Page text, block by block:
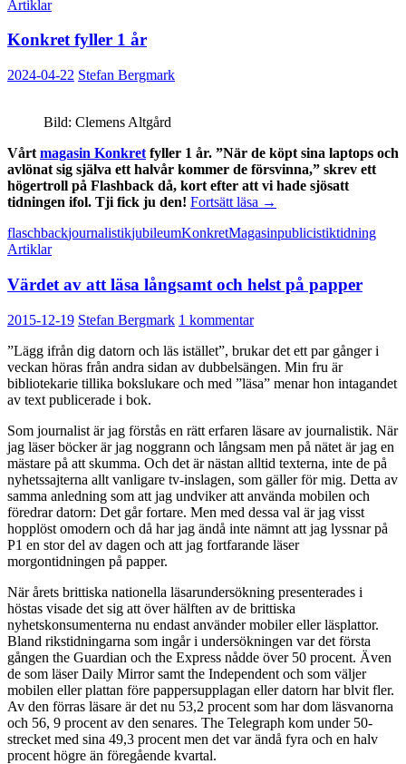
Artiklar
Konkret fyller 1 år
2024-04-22 Stefan Bergmark
Bild: Clemens Altgård
Vårt magasin Konkret fyller 1 år. ”När de köpt sina laptops och
avlönat sig själva ett halvår kommer de försvinna,” skrev ett
högertroll på Flashback då, kort efter att vi hade sjösatt
tidningen ifol. Tji fick ju den! Fortsätt läsa Konkret
1
→
flaschbackjournalistikjubileumKonkretMagasinpublicistiktidning
Artiklar
Värdet av att läsa långsamt och helst på papper
2015-12-19 Stefan Bergmark 1 kommentar
”Lägg ifrån dig datorn och läs istället”, brukar det ett par gånger i
veckan höras från andra sidan av dubbelsängen. Min fru är
bibliotekarie tillika bokslukare och med ”läsa” menar hon intagandet
av text publicerade i bok.
Som journalist är jag förstås en rätt erfaren läsare av journalistik. När
jag läser böcker är jag noggrann och långsam men på nätet är jag en
mästare på att skumma. Och det är nästan alltid texterna, inte de på
nyhetssajterna allt vanligare tv-inslagen, som gäller för mig. Detta av
samma anledning som att jag undviker att använda mobilen och
föredrar datorn: Det går fortare. Men med dessa val är jag visst
hopplöst omodern och då har jag ändå inte nämnt att jag lyssnar på
P1 en stor del av dagen och att jag fortfarande läser
morgontidningen på papper.
När årets brittiska nationella läsarundersökning presenterades i
höstas visade det sig att över hälften av de brittiska
nyhetskonsumenterna nu endast använder mobiler eller läsplattor.
Bland rikstidningarna som ingår i undersökningen var det första
gången the Guardian och the Express nådde över 50 procent. Även
de som läser Daily Mirror samt the Independent och som väljer
mobilen eller plattan före pappersupplagan eller datorn har blvit fler.
Av den förras läsare är det nu 53,2 procent som har dom läsvanorna
och 56, 9 procent av den senares. The Telegraph kom under 50-
strecket med sina 49,3 procent men det var ändå fyra och en halv
procent högre än föregående kvartal.